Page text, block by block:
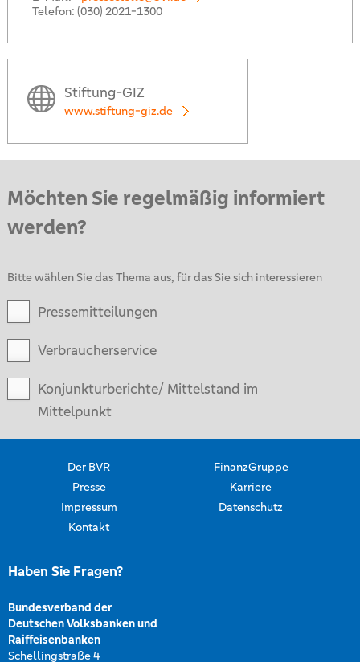
Telefon: (030) 2021-1300
Stiftung-GIZ
www.stiftung-giz.de
Möchten Sie regelmäßig informiert
werden?
Bitte wählen Sie das Thema aus, für das Sie sich interessieren
Pressemitteilungen
Verbraucherservice
Konjunkturberichte/ Mittelstand im
Mittelpunkt
Der BVR
FinanzGruppe
Presse
Karriere
Impressum
Datenschutz
Kontakt
Haben Sie Fragen?
Bundesverband der
Deutschen Volksbanken und
Raiffeisenbanken
Schellingstraße 4